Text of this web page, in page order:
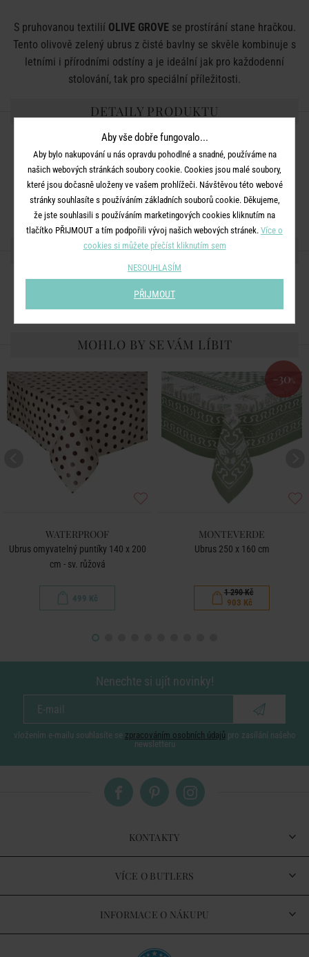
S pruhovanou textilií OLIVE GROVE se prostírání stane hračkou.
Tento olivově zelený ubrus z čisté bavlny se skvěle kombinuje s
letními i přírodními odstíny a je ideální jak pro každodenní
stolování, tak pro speciální příležitosti.
DETAILY PRODUKTU
Rozměry:D 42 x Š 42 cm
Materiál:
100% bavlna
Další informace:Nebělit. Praní v pračce na 40 °C. Sušit na
šetrný program. Lze žehlit při střední teplotě.
SDÍLEJTE S PŘÁTELI
MOHLO BY SE VÁM LÍBIT
WATERPROOF
Ubrus omyvatelný puntíky 140 x 200
cm - sv. růžová
499 Kč
-30 %
MONTEVERDE
Ubrus 250 x 160 cm
1 290 Kč
903 Kč
Nenechte si ujít novinky!
vložením e-mailu souhlasíte se zpracováním osobních údajů pro zasílání našeho
newsletteru
KONTAKTY
VÍCE O BUTLERS
INFORMACE O NÁKUPU
Aby vše dobře fungovalo...
Aby bylo nakupování u nás opravdu pohodlné a snadné, používáme na
našich webových stránkách soubory cookie. Cookies jsou malé soubory,
které jsou dočasně uloženy ve vašem prohlížeči. Návštěvou této webové
stránky souhlasíte s používáním základních souborů cookie. Děkujeme,
že jste souhlasili s používáním marketingových cookies kliknutím na
tlačítko PŘIJMOUT a tím podpořili vývoj našich webových stránek. Více o
cookies si můžete přečíst kliknutím sem
NESOUHLASÍM
PŘIJMOUT